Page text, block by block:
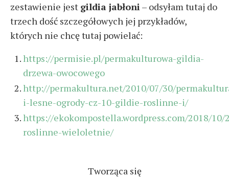
zestawienie jest gildia jabłoni– odsyłam tutaj do
trzech dość szczegółowych jej przykładów,
których nie chcę tutaj powielać:
https://permisie.pl/permakulturowa-gildia-
drzewa-owocowego
http://permakultura.net/2010/07/30/
i-lesne-ogrody-cz-10-gildie-roslinne-i/
https://ekokompostella.wordpress.com/2018/
roslinne-wieloletnie/
Tworząca się